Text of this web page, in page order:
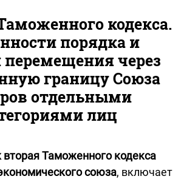
кодекса.
порядка и
перемещения через
границу Союза
отдельными
лиц
вторая Таможенного кодекса
союза, включает